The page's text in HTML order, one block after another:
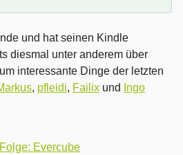
und hat seinen Kindle
diesmal unter anderem über
interessante Dinge der letzten
, pfleidi, Failix und Ingo
Evercube